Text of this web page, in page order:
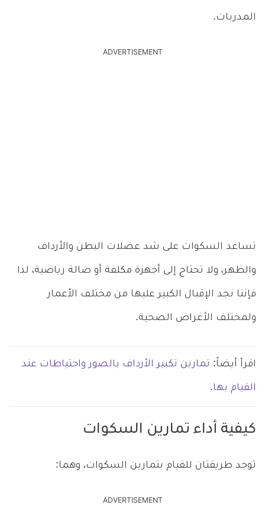
المدربات.
ADVERTISEMENT
تساعد السكوات على شد عضلات البطن والأرداف
والظهر، ولا تحتاج إلى أجهزة مكلفة أو صالة رياضية، لذا
فإننا نجد الإقبال الكبير عليها من مختلف الأعمار
ولمختلف الأغراض الصحية.
اقرأ أيضاً: تمارين تكبير الأرداف بالصور واحتياطات عند
القيام بها.
كيفية أداء تمارين السكوات
توجد طريقتان للقيام بتمارين السكوات، وهما:
ADVERTISEMENT